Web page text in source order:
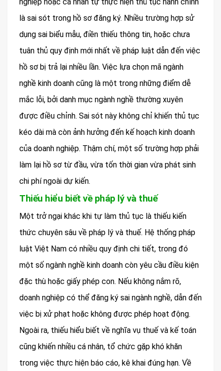
nghiệp hoặc cá nhân tự thực hiện thủ tục hành chính
là sai sót trong hồ sơ đăng ký. Nhiều trường hợp sử
dụng sai biểu mẫu, điền thiếu thông tin, hoặc chưa
tuân thủ quy định mới nhất về pháp luật dẫn đến việc
hồ sơ bị trả lại nhiều lần. Việc lựa chọn mã ngành
nghề kinh doanh cũng là một trong những điểm dễ
mắc lỗi, bởi danh mục ngành nghề thường xuyên
được điều chỉnh. Sai sót này không chỉ khiến thủ tục
kéo dài mà còn ảnh hưởng đến kế hoạch kinh doanh
của doanh nghiệp. Thậm chí, một số trường hợp phải
làm lại hồ sơ từ đầu, vừa tốn thời gian vừa phát sinh
chi phí ngoài dự kiến.
Thiếu hiểu biết về pháp lý và thuế
Một trở ngại khác khi tự làm thủ tục là thiếu kiến
thức chuyên sâu về pháp lý và thuế. Hệ thống pháp
luật Việt Nam có nhiều quy định chi tiết, trong đó
một số ngành nghề kinh doanh còn yêu cầu điều kiện
đặc thù hoặc giấy phép con. Nếu không nắm rõ,
doanh nghiệp có thể đăng ký sai ngành nghề, dẫn đến
việc bị xử phạt hoặc không được phép hoạt động.
Ngoài ra, thiếu hiểu biết về nghĩa vụ thuế và kế toán
cũng khiến nhiều cá nhân, tổ chức gặp khó khăn
trong việc thực hiện báo cáo, kê khai đúng hạn. Về